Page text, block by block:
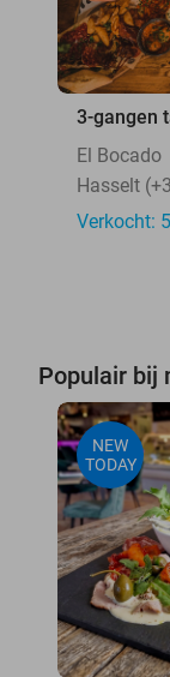
3-gangen
El Bocado
Hasselt
Verkocht:
Populair bij
NEW
TODAY